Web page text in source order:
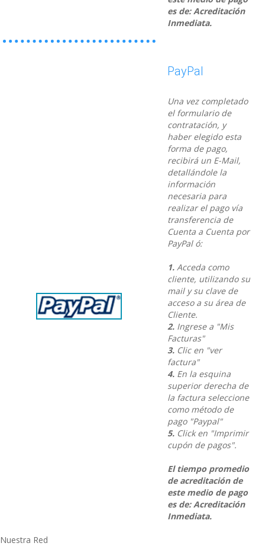
es de: Acreditación
Inmediata.
PayPal
Una vez completado
el formulario de
contratación, y
haber elegido esta
forma de pago,
recibirá un E-Mail,
detallándole la
información
necesaria para
realizar el pago vía
transferencia de
Cuenta a Cuenta por
PayPal ó:
1.Acceda como
cliente, utilizando su
mail y su clave de
acceso a su área de
Cliente.
2.Ingrese a "Mis
Facturas"
3.Clic en "ver
factura"
4.En la esquina
superior derecha de
la factura seleccione
como método de
pago "Paypal"
5.Click en "Imprimir
cupón de pagos".
El tiempo promedio
de acreditación de
este medio de pago
es de: Acreditación
Inmediata.
Nuestra Red